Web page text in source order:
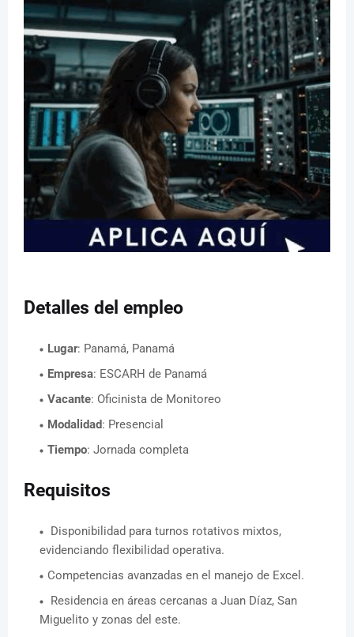
Detalles del empleo
Lugar: Panamá, Panamá
Empresa: ESCARH de Panamá
Vacante: Oficinista de Monitoreo
Modalidad: Presencial
Tiempo: Jornada completa
Requisitos
Disponibilidad para turnos rotativos mixtos,
evidenciando flexibilidad operativa.
Competencias avanzadas en el manejo de Excel.
Residencia en áreas cercanas a Juan Díaz, San
Miguelito y zonas del este.